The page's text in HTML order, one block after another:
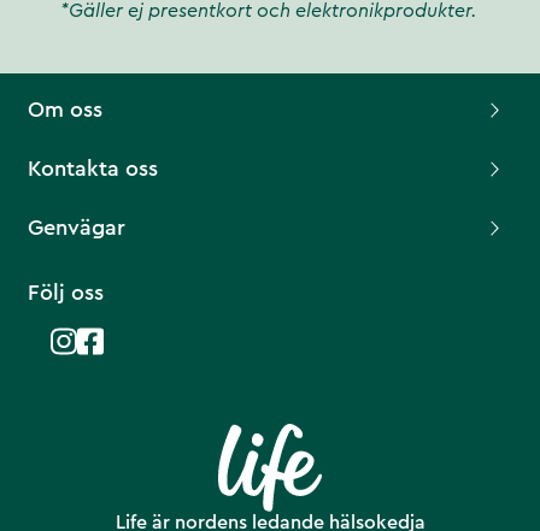
*Gäller ej presentkort och elektronikprodukter.
Life är nordens ledande hälsokedja
Om oss
Kontakta oss
Genvägar
Följ oss